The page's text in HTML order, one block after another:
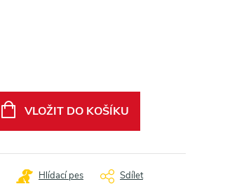
VLOŽIT DO KOŠÍKU
Hlídací pes Sdílet